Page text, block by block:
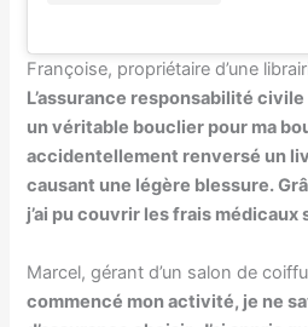
Françoise, propriétaire d’une
L’assurance responsabilité
un véritable bouclier pour ma
accidentellement renversé un
causant une légère blessure.
j’ai pu couvrir les frais
Marcel, gérant d’un salon de
commencé mon activité, je ne